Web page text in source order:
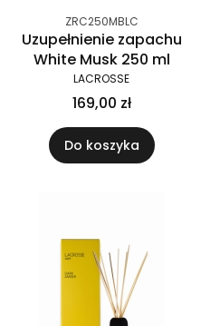
ZRC250MBLC
Uzupełnienie zapachu
White Musk 250 ml
LACROSSE
169,00 zł
Do koszyka